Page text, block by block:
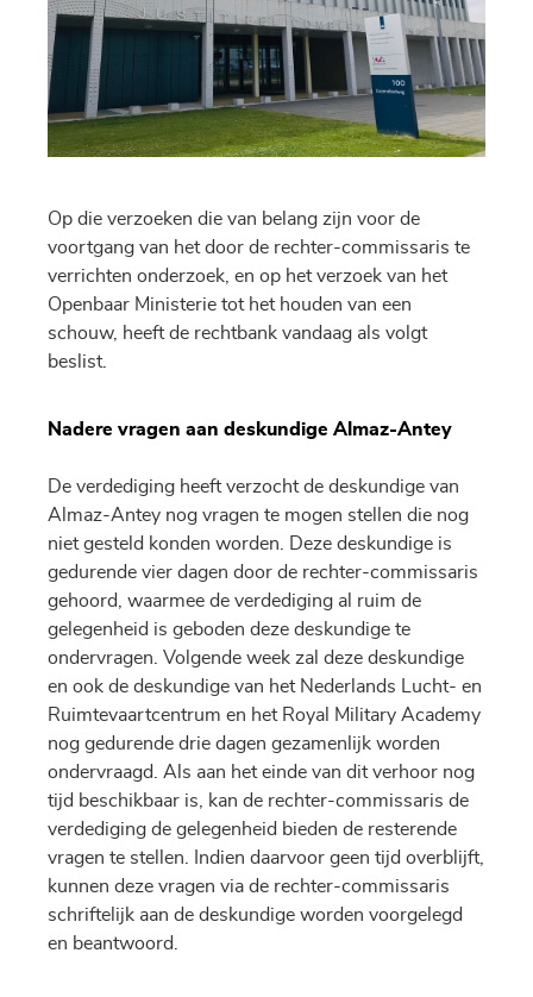
Op die verzoeken die van belang zijn voor de
voortgang van het door de rechter-commissaris te
verrichten onderzoek, en op het verzoek van het
Openbaar Ministerie tot het houden van een
schouw, heeft de rechtbank vandaag als volgt
beslist.
Nadere vragen aan deskundige Almaz-Antey
De verdediging heeft verzocht de deskundige van
Almaz-Antey nog vragen te mogen stellen die nog
niet gesteld konden worden. Deze deskundige is
gedurende vier dagen door de rechter-commissaris
gehoord, waarmee de verdediging al ruim de
gelegenheid is geboden deze deskundige te
ondervragen. Volgende week zal deze deskundige
en ook de deskundige van het Nederlands Lucht- en
Ruimtevaartcentrum en het Royal Military Academy
nog gedurende drie dagen gezamenlijk worden
ondervraagd. Als aan het einde van dit verhoor nog
tijd beschikbaar is, kan de rechter-commissaris de
verdediging de gelegenheid bieden de resterende
vragen te stellen. Indien daarvoor geen tijd overblijft,
kunnen deze vragen via de rechter-commissaris
schriftelijk aan de deskundige worden voorgelegd
en beantwoord.